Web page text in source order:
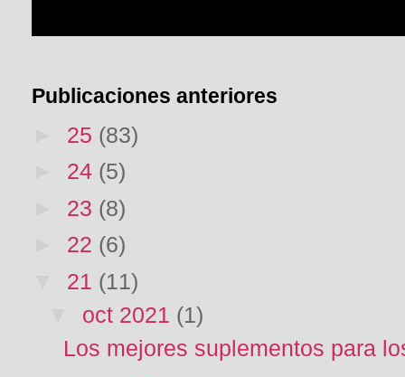
Publicaciones anteriores
25 (83)
24 (5)
23 (8)
22 (6)
21 (11)
oct 2021 (1)
Los mejores suplementos para